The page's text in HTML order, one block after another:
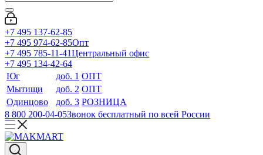
+7 495 137-62-85
+7 495 974-62-85Опт
+7 495 785-11-41Центральный офис
+7 495 134-42-64
Юг
доб. 1 ОПТ
Мытищи
доб. 2 ОПТ
Одинцово
доб. 3 РОЗНИЦА
8 800 200-04-05Звонок бесплатный по всей России